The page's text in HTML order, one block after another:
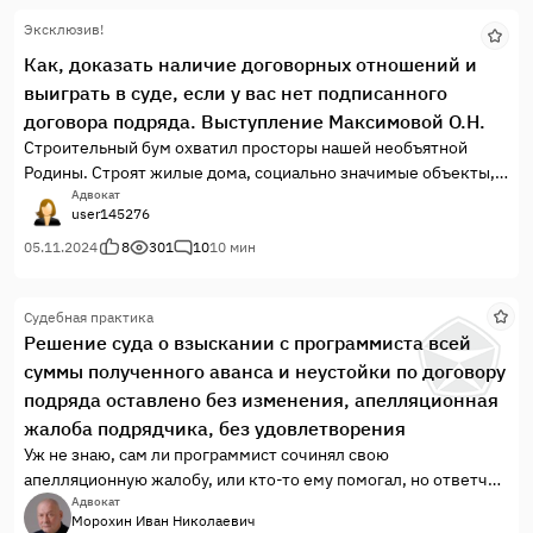
проставляет согласие потребителя на заключение договора
добровольного страхования.
Эксклюзив!
Как, доказать наличие договорных отношений и
выиграть в суде, если у вас нет подписанного
договора подряда. Выступление Максимовой О.Н.
Строительный бум охватил просторы нашей необъятной
Родины. Строят жилые дома, социально значимые объекты,
осуществляется благоустройство территорий, вокруг
строек. Перечислять все то, что происходит вокруг нас,
можно очень долго.
лозунгов многие стройки производятся по государственным
контрактам, а соответственно существуют планы, сроки,
ограниченный бюджет.
Там, где есть жесткие условия, всегда возникает желание по
злоупотреблять. Чем могут злоупотреблять заказчики,
расскажу подробно.
В 27 октября 2022 года между моим доверителем и
генеральным подрядчиком было достигнуто соглашение,
предметом которого стало заключение Договора на
Адвокат
user145276
05.11.2024
8 301 1010 мин
Судебная практика
Решение суда о взыскании с программиста всей
суммы полученного аванса и неустойки по договору
подряда оставлено без изменения, апелляционная
жалоба подрядчика, без удовлетворения
Уж не знаю, сам ли программист сочинял свою
апелляционную жалобу, или кто-то ему помогал, но ответчик
настаивал на незаключенности того самого договора
Адвокат
Морохин Иван Николаевич